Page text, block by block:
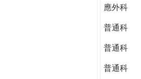
應外科
普通科
普通科
普通科